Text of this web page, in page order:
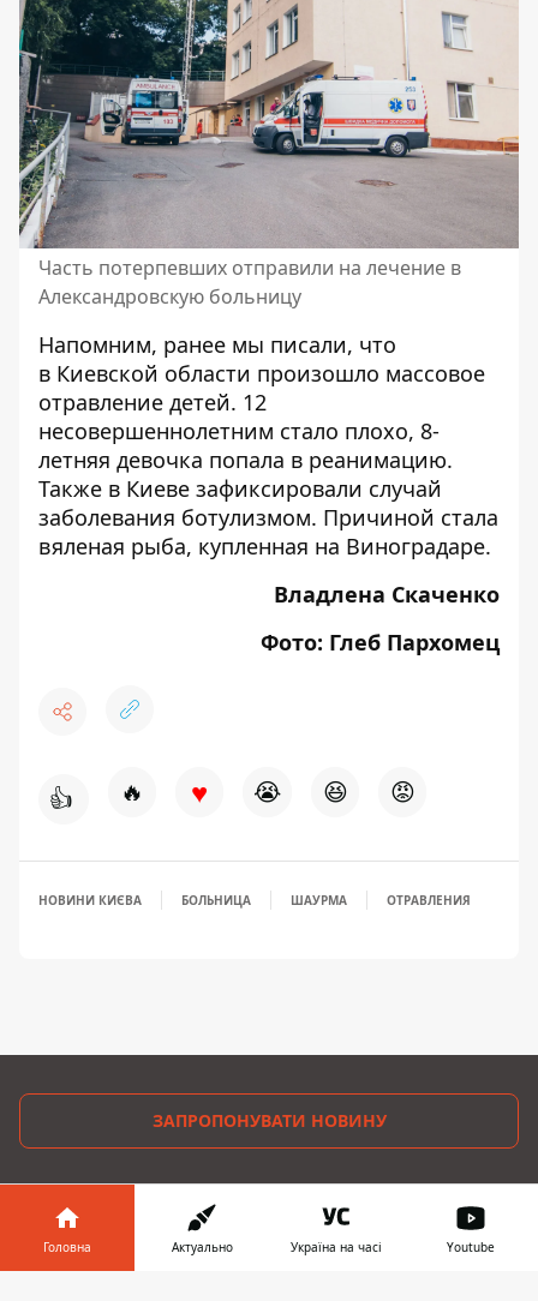
Часть потерпевших отправили на лечение в
Александровскую больницу
Напомним, ранее мы писали, что
в Киевской области произошло массовое
отравление детей. 12
несовершеннолетним стало плохо, 8-
летняя девочка попала в реанимацию.
Также в Киеве зафиксировали случай
заболевания ботулизмом. Причиной стала
вяленая рыба, купленная на Виноградаре.
Владлена Скаченко
Фото: Глеб Пархомец
👍 🔥 ♥ 😭 😆 😡
НОВИНИ КИЄВА БОЛЬНИЦА ШАУРМА ОТРАВЛЕНИЯ
ЗАПРОПОНУВАТИ НОВИНУ
Головна
Про проєкт
Головна Актуально Україна на часі Youtube